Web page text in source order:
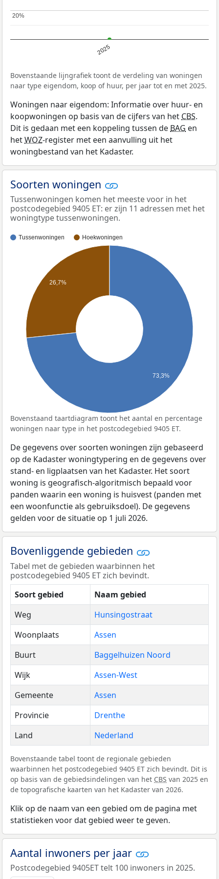
2025
20%
20%
Bovenstaande lijngrafiek toont de verdeling van woningen
naar type eigendom, koop of huur, per jaar tot en met 2025.
Woningen naar eigendom: Informatie over huur- en
koopwoningen op basis van de cijfers van het CBS.
Dit is gedaan met een koppeling tussen de BAG en
hetWOZ-register met een aanvulling uit het
woningbestand van het Kadaster.
Soorten woningen
Tussenwoningen komen het meeste voor in het
postcodegebied 9405 ET: er zijn 11 adressen met het
woningtype tussenwoningen.
Tussenwoningen Hoekwoningen
26,7%
73,3%
Bovenstaand taartdiagram toont het aantal en percentage
woningen naar type in het postcodegebied 9405 ET.
De gegevens over soorten woningen zijn gebaseerd
op de Kadaster woningtypering en de gegevens over
stand- en ligplaatsen van het Kadaster. Het soort
woning is geografisch-algoritmisch bepaald voor
panden waarin een woning is huisvest (panden met
een woonfunctie als gebruiksdoel). De gegevens
gelden voor de situatie op 1 juli 2026.
Bovenliggende gebieden
Tabel met de gebieden waarbinnen het
postcodegebied 9405 ET zich bevindt.
Soort gebied
Naam gebied
Weg
Hunsingostraat
Woonplaats
Assen
Buurt
Baggelhuizen Noord
Wijk
Assen-West
Gemeente
Assen
Provincie
Drenthe
Land
Nederland
Bovenstaande tabel toont de regionale gebieden
waarbinnen het postcodegebied 9405 ET zich bevindt. Dit is
op basis van de gebiedsindelingen van het CBS van 2025 en
de topografische kaarten van het Kadaster van 2026.
Klik op de naam van een gebied om de pagina met
statistieken voor dat gebied weer te geven.
Aantal inwoners per jaar
Postcodegebied 9405ET telt 100 inwoners in 2025.